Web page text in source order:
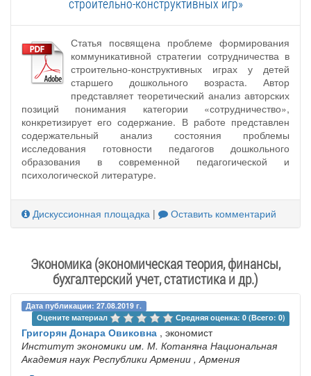
строительно-конструктивных игр»
Статья посвящена проблеме формирования
коммуникативной стратегии сотрудничества в
строительно-конструктивных играх у детей
старшего дошкольного возраста. Автор
представляет теоретический анализ авторских
позиций понимания категории «сотрудничество»,
конкретизирует его содержание. В работе представлен
содержательный анализ состояния проблемы
исследования готовности педагогов дошкольного
образования в современной педагогической и
психологической литературе.
Дискуссионная площадка | Оставить комментарий
Экономика (экономическая теория, финансы,
бухгалтерский учет, статистика и др.)
Дата публикации: 27.08.2019 г.
Оцените материал
Средняя оценка: 0 (Всего: 0)
Григорян Донара Овиковна , экономист
Институт экономики им. М. Котаняна Национальная
Академия наук Республики Армении , Армения